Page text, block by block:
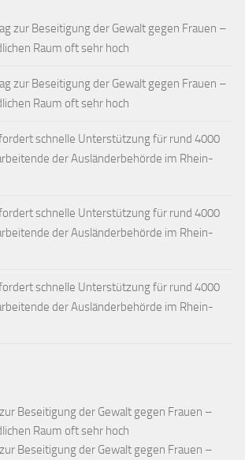
zur Beseitigung der Gewalt gegen Frauen –
Raum oft sehr hoch
zur Beseitigung der Gewalt gegen Frauen –
Raum oft sehr hoch
schnelle Unterstützung für rund 4000
der Ausländerbehörde im Rhein-
schnelle Unterstützung für rund 4000
der Ausländerbehörde im Rhein-
schnelle Unterstützung für rund 4000
der Ausländerbehörde im Rhein-
Beseitigung der Gewalt gegen Frauen –
Raum oft sehr hoch
Beseitigung der Gewalt gegen Frauen –